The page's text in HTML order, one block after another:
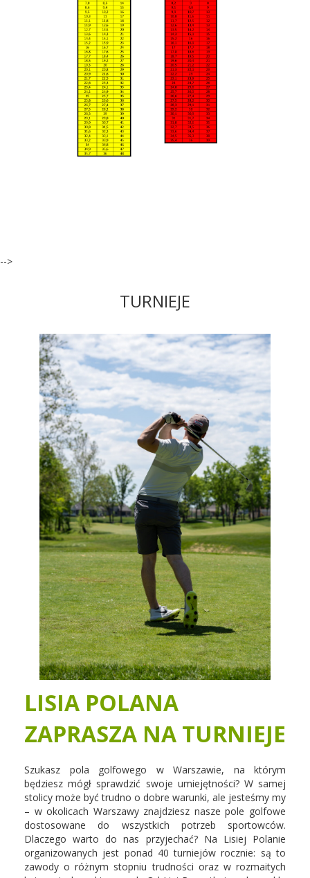
-->
TURNIEJE
LISIA POLANA
ZAPRASZA NA TURNIEJE
Szukasz pola golfowego w Warszawie, na którym
będziesz mógł sprawdzić swoje umiejętności? W samej
stolicy może być trudno o dobre warunki, ale jesteśmy my
– w okolicach Warszawy znajdziesz nasze pole golfowe
dostosowane do wszystkich potrzeb sportowców.
Dlaczego warto do nas przyjechać? Na Lisiej Polanie
organizowanych jest ponad 40 turniejów rocznie: są to
zawody o różnym stopniu trudności oraz w rozmaitych